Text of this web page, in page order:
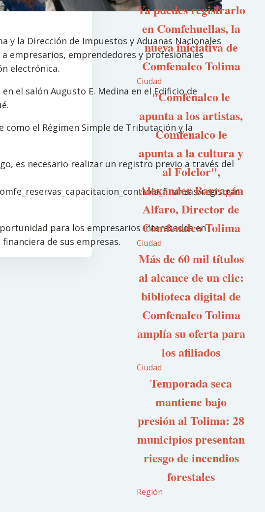
y la Dirección de Impuestos y Aduanas Nacionales
empresarios, emprendedores y profesionales
electrónica.
el salón Augusto E. Medina en el Edificio de
el Régimen Simple de Tributación y la
es necesario realizar un registro previo a través del
registrar-
para los empresarios interesados en
de sus empresas.
Ya puedes registrarlo
en Comfehuellas, la
nueva iniciativa de
Comfenalco Tolima
Ciudad
"Comfenalco le
apunta a los artistas,
Comfenalco le
apunta a la cultura y
al Folclor",
Alexander Barragán
Alfaro, Director de
Comfenalco Tolima
Ciudad
Más de 60 mil títulos
al alcance de un clic:
biblioteca digital de
Comfenalco Tolima
amplía su oferta para
los afiliados
Ciudad
Temporada seca
mantiene bajo
presión al Tolima: 28
municipios presentan
riesgo de incendios
forestales
Región